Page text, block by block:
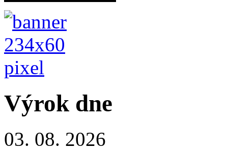
Výrok dne
03. 08. 2026